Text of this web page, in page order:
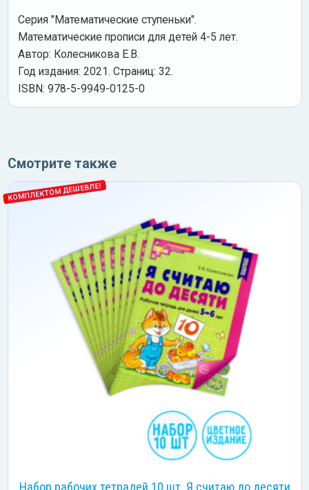
Серия "Математические ступеньки".
Математические прописи для детей 4-5 лет.
Автор: Колесникова Е.В.
Год издания: 2021. Страниц: 32.
ISBN: 978-5-9949-0125-0
Смотрите также
КОМПЛЕКТОМ ДЕШЕВЛЕ!
Набор рабочих тетрадей 10 шт. Я считаю до десяти